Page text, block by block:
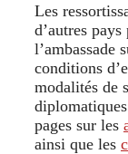
Les
d’autres
l’ambassade
conditions
modalités de
pages sur les
ainsi que les